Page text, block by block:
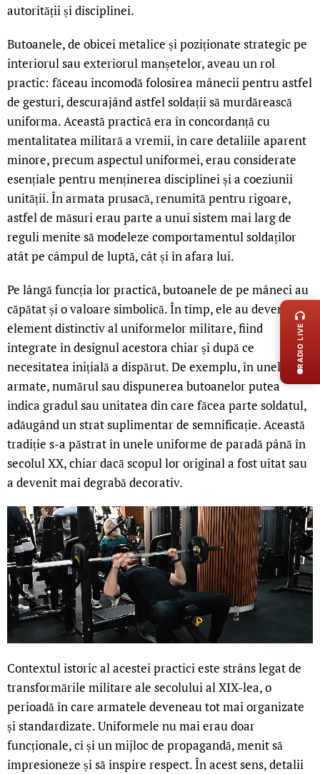
autorității și disciplinei.
Butoanele, de obicei metalice și poziționate strategic pe
interiorul sau exteriorul manșetelor, aveau un rol
practic: făceau incomodă folosirea mânecii pentru astfel
de gesturi, descurajând astfel soldații să murdărească
uniforma. Această practică era în concordanță cu
mentalitatea militară a vremii, în care detaliile aparent
minore, precum aspectul uniformei, erau considerate
esențiale pentru menținerea disciplinei și a coeziunii
unității. În armata prusacă, renumită pentru rigoare,
astfel de măsuri erau parte a unui sistem mai larg de
reguli menite să modeleze comportamentul soldaților
atât pe câmpul de luptă, cât și în afara lui.
Pe lângă funcția lor practică, butoanele de pe mâneci au
căpătat și o valoare simbolică. În timp, ele au devenit un
element distinctiv al uniformelor militare, fiind
integrate în designul acestora chiar și după ce
necesitatea inițială a dispărut. De exemplu, în unele
armate, numărul sau dispunerea butoanelor putea
indica gradul sau unitatea din care făcea parte soldatul,
adăugând un strat suplimentar de semnificație. Această
tradiție s-a păstrat în unele uniforme de paradă până în
secolul XX, chiar dacă scopul lor original a fost uitat sau
a devenit mai degrabă decorativ.
Contextul istoric al acestei practici este strâns legat de
transformările militare ale secolului al XIX-lea, o
perioadă în care armatele deveneau tot mai organizate
și standardizate. Uniformele nu mai erau doar
funcționale, ci și un mijloc de propagandă, menit să
impresioneze și să inspire respect. În acest sens, detalii
LIVE
RADIO LIVE